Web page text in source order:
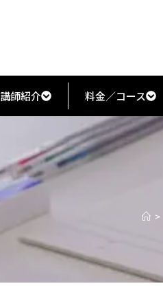
講師紹介 料金／コース
>